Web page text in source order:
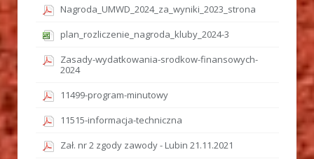
Nagroda_UMWD_2024_za_wyniki_2023_strona
plan_rozliczenie_nagroda_kluby_2024-3
Zasady-wydatkowania-srodkow-finansowych-
2024
11499-program-minutowy
11515-informacja-techniczna
Zał. nr 2 zgody zawody - Lubin 21.11.2021